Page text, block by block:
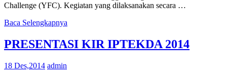
Challenge (YFC). Kegiatan yang dilaksanakan secara …
Baca Selengkapnya
PRESENTASI KIR IPTEKDA 2014
18 Des,2014 admin